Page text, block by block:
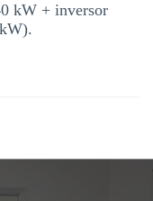
kW + inversor